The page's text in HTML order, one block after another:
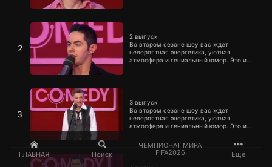
ГЛАВНАЯ Поиск
ЧЕМПИОНАТ МИРА
FIFA2026
Ещё
талантливого шоу молодых юмористов,
границ.
2
2 выпуск
Во втором сезоне шоу вас ждет
невероятная энергетика, уютная
атмосфера и гениальный юмор. Это и
талантливого шоу молодых юмористов,
границ.
2 выпуск
3
3 выпуск
Во втором сезоне шоу вас ждет
невероятная энергетика, уютная
атмосфера и гениальный юмор. Это и
популярного, модного, смешного и
талантливого шоу молодых юмористов,
для которых не существует правил и
границ.
3 выпуск
4 выпуск